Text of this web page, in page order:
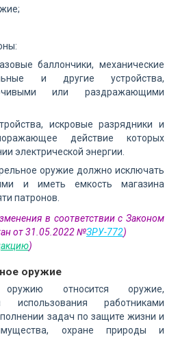
баллончики, механические
и другие устройства,
или раздражающими
искровые разрядники и
действие которых
электрической энергии.
оружие должно исключать
и иметь емкость магазина
патронов.
в соответствии с Законом
от 31.05.2022 №ЗРУ-772)
)
оружие
относится оружие,
использования работниками
задач по защите жизни и
охране природы и